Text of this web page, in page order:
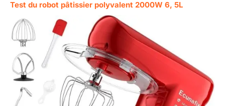
Test du robot pâtissier polyvalent 2000W 6, 5L